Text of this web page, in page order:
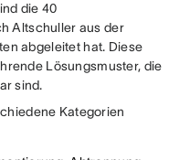
die 40
Altschuller aus der
abgeleitet hat. Diese
Lösungsmuster, die
sind.
Kategorien